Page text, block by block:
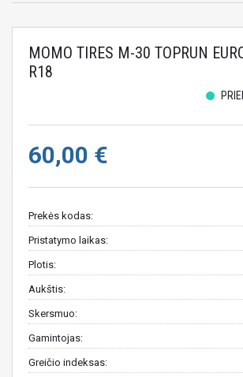
MOMO TIRES M-30 TOPRUN
R18
60,00 €
Prekės kodas:
Pristatymo laikas:
Plotis:
Aukštis:
Skersmuo:
Gamintojas:
Greičio indeksas: